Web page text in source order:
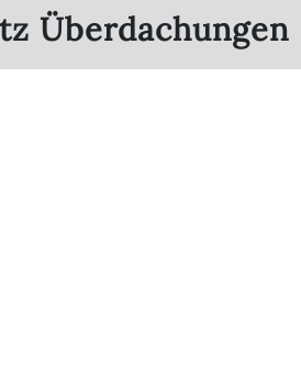
Überdachungen